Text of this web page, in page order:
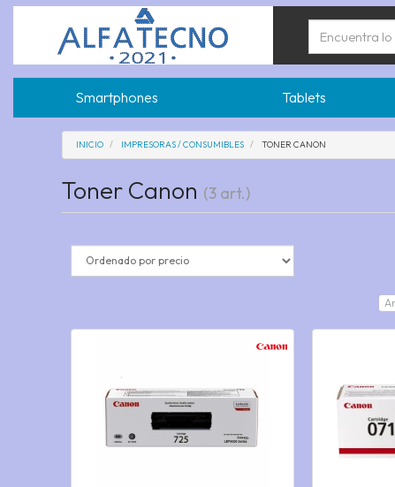
Smartphones Tablets
INICIO IMPRESORAS / CONSUMIBLES TONER CANON
Toner Canon (3 art.)